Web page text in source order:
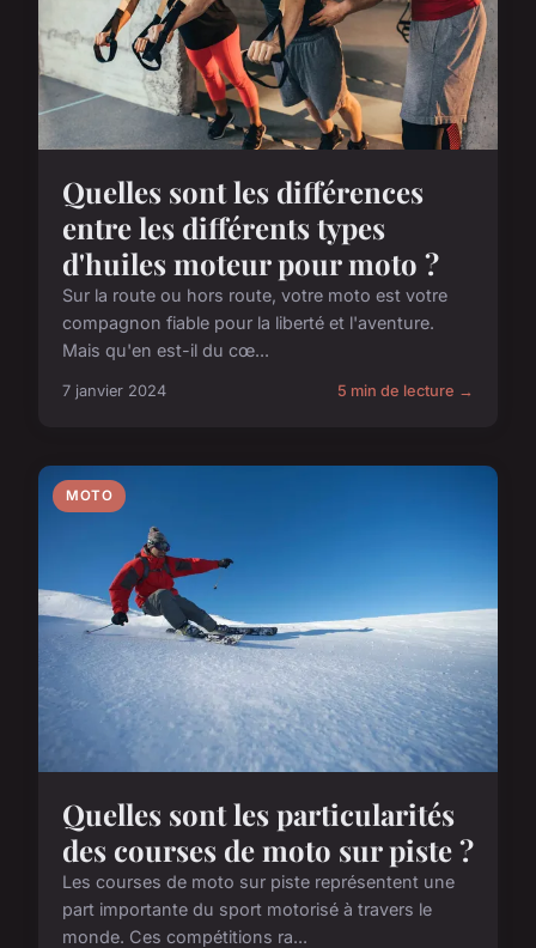
Quelles sont les différences
entre les différents types
d'huiles moteur pour moto ?
Sur la route ou hors route, votre moto est votre
compagnon fiable pour la liberté et l'aventure.
Mais qu'en est-il du cœ...
7 janvier 2024 5 min de lecture →
MOTO
Quelles sont les particularités
des courses de moto sur piste ?
Les courses de moto sur piste représentent une
part importante du sport motorisé à travers le
monde. Ces compétitions ra...